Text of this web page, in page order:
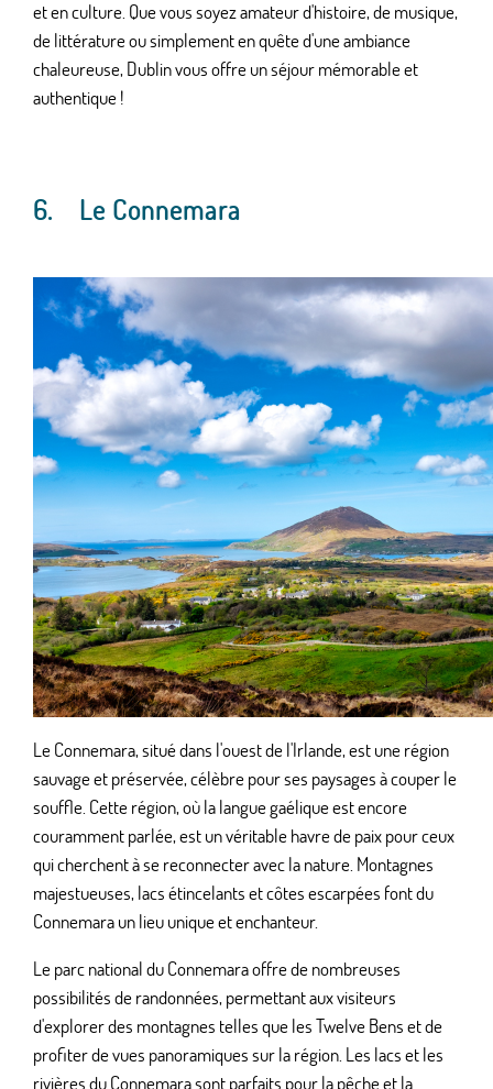
et en culture. Que vous soyez amateur d'histoire, de musique,
de littérature ou simplement en quête d'une ambiance
chaleureuse, Dublin vous offre un séjour mémorable et
authentique !
6. Le Connemara
Le Connemara, situé dans l'ouest de l'Irlande, est une région
sauvage et préservée, célèbre pour ses paysages à couper le
souffle. Cette région, où la langue gaélique est encore
couramment parlée, est un véritable havre de paix pour ceux
qui cherchent à se reconnecter avec la nature. Montagnes
majestueuses, lacs étincelants et côtes escarpées font du
Connemara un lieu unique et enchanteur.
Le parc national du Connemara offre de nombreuses
possibilités de randonnées, permettant aux visiteurs
d'explorer des montagnes telles que les Twelve Bens et de
profiter de vues panoramiques sur la région. Les lacs et les
rivières du Connemara sont parfaits pour la pêche et la